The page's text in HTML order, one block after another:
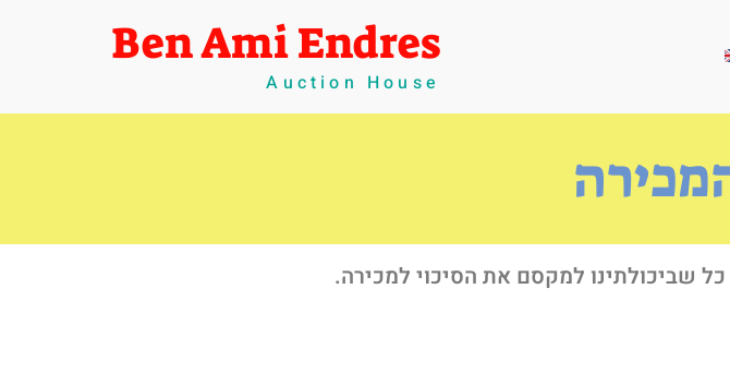
Ben Ami Endres
Auction House
שביכולתינו למקסם את הסיכוי למכירה.